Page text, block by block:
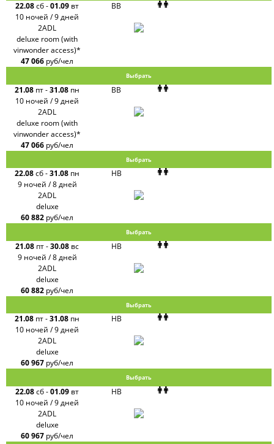
22.08сб-01.09 вт
10 ночей / 9 дней
BB
2ADL
deluxe room (with
vinwonder access)*
47 066 руб/чел
Выбрать
21.08 пт-31.08 пн
10 ночей / 9 дней
BB
2ADL
deluxe room (with
vinwonder access)*
47 066 руб/чел
Выбрать
22.08сб-31.08 пн
9 ночей / 8 дней
HB
2ADL
deluxe
60 882 руб/чел
Выбрать
21.08 пт-30.08 вс
9 ночей / 8 дней
HB
2ADL
deluxe
60 882 руб/чел
Выбрать
21.08 пт-31.08 пн
10 ночей / 9 дней
HB
2ADL
deluxe
60 967 руб/чел
Выбрать
22.08сб-01.09 вт
10 ночей / 9 дней
HB
2ADL
deluxe
60 967 руб/чел